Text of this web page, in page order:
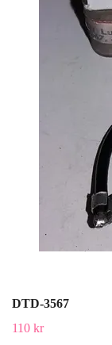
DTD-3567
110 kr